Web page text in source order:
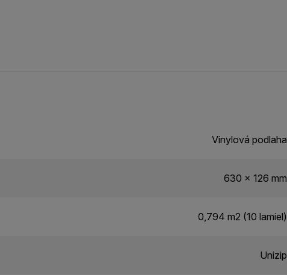
Vinylová podlaha
630 x 126 mm
0,794 m2 (10 lamiel)
Unizip